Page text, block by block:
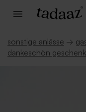
sonstige anlässe →
dankeschön